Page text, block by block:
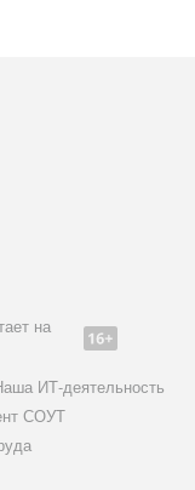
на
ИТ-деятельность
СОУТ